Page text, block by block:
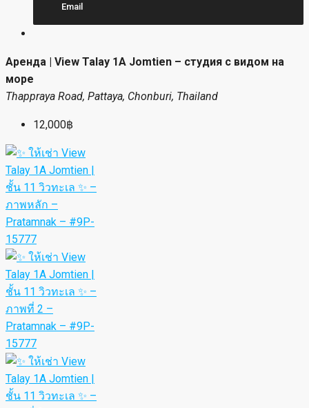
Email
Аренда | View Talay 1A Jomtien – студия с видом на
море
Thappraya Road, Pattaya, Chonburi, Thailand
12,000฿